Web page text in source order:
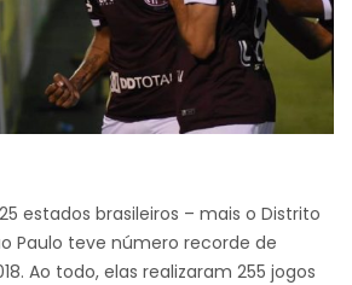
estados brasileiros – mais o Distrito
Paulo teve número recorde de
Ao todo, elas realizaram 255 jogos